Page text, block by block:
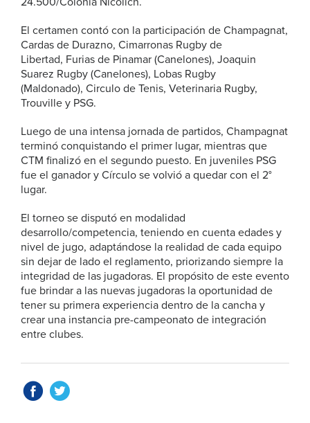
El certamen contó con la participación de Champagnat,
Cardas de Durazno, Cimarronas Rugby de
Libertad, Furias de Pinamar (Canelones), Joaquin
Suarez Rugby (Canelones), Lobas Rugby
(Maldonado), Circulo de Tenis, Veterinaria Rugby,
Trouville y PSG.
Luego de una intensa jornada de partidos, Champagnat
terminó conquistando el primer lugar, mientras que
CTM finalizó en el segundo puesto. En juveniles PSG
fue el ganador y Círculo se volvió a quedar con el 2°
lugar.
El torneo se disputó en modalidad
desarrollo/competencia, teniendo en cuenta edades y
nivel de jugo, adaptándose la realidad de cada equipo
sin dejar de lado el reglamento, priorizando siempre la
integridad de las jugadoras. El propósito de este evento
fue brindar a las nuevas jugadoras la oportunidad de
tener su primera experiencia dentro de la cancha y
crear una instancia pre-campeonato de integración
entre clubes.